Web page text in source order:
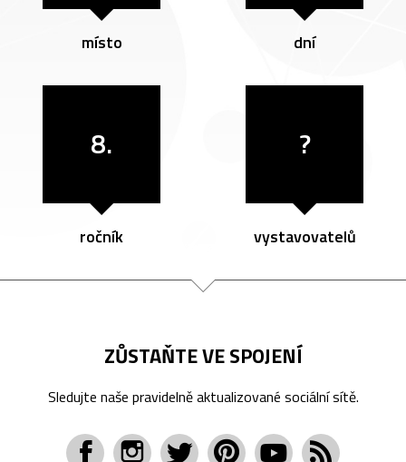
místo dní
8.
ročník
?
vystavovatelů
ZŮSTAŇTE VE SPOJENÍ
Sledujte naše pravidelně aktualizované sociální sítě.